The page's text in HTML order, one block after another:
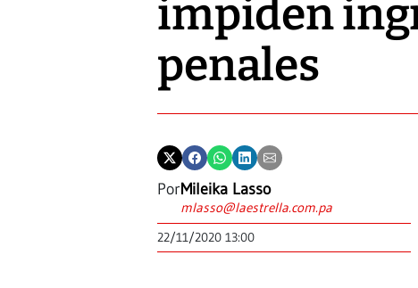
impiden
penales
PorMileika Lasso
mlasso@laestrella.com.pa
22/11/2020 13:00